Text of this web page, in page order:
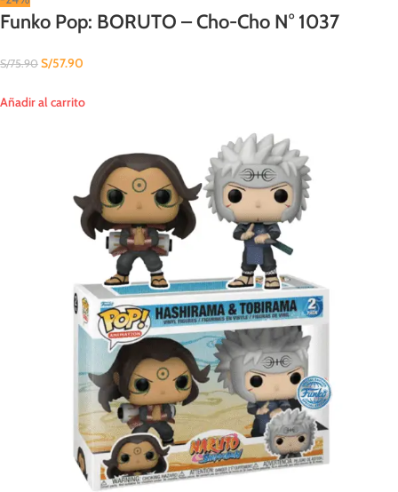
Funko Pop: BORUTO – Cho-Cho N° 1037
S/75.90 S/57.90
Añadir al carrito